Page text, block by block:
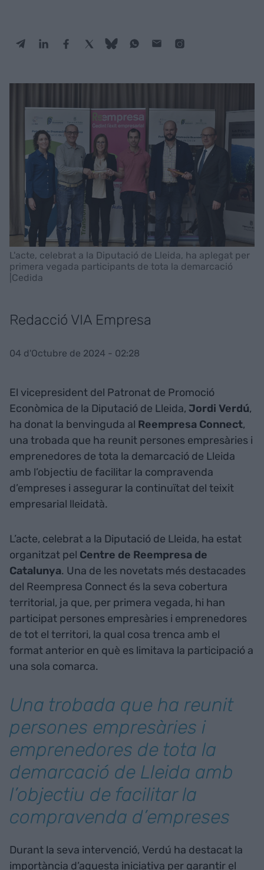
L'acte, celebrat a la Diputació de Lleida, ha aplegat per
primera vegada participants de tota la demarcació
|Cedida
Redacció VIA Empresa
04 d'Octubre de 2024 - 02:28
El vicepresident del Patronat de Promoció
Econòmica de la Diputació de Lleida, Jordi Verdú,
ha donat la benvinguda al Reempresa Connect,
una trobada que ha reunit persones empresàries i
emprenedores de tota la demarcació de Lleida
amb l’objectiu de facilitar la compravenda
d’empreses i assegurar la continuïtat del teixit
empresarial lleidatà.
L’acte, celebrat a la Diputació de Lleida, ha estat
organitzat pel Centre de Reempresa de
Catalunya. Una de les novetats més destacades
del Reempresa Connect és la seva cobertura
territorial, ja que, per primera vegada, hi han
participat persones empresàries i emprenedores
de tot el territori, la qual cosa trenca amb el
format anterior en què es limitava la participació a
una sola comarca.
Una trobada que ha reunit
persones empresàries i
emprenedores de tota la
demarcació de Lleida amb
l’objectiu de facilitar la
compravenda d’empreses
Durant la seva intervenció, Verdú ha destacat la
importància d’aquesta iniciativa per garantir el